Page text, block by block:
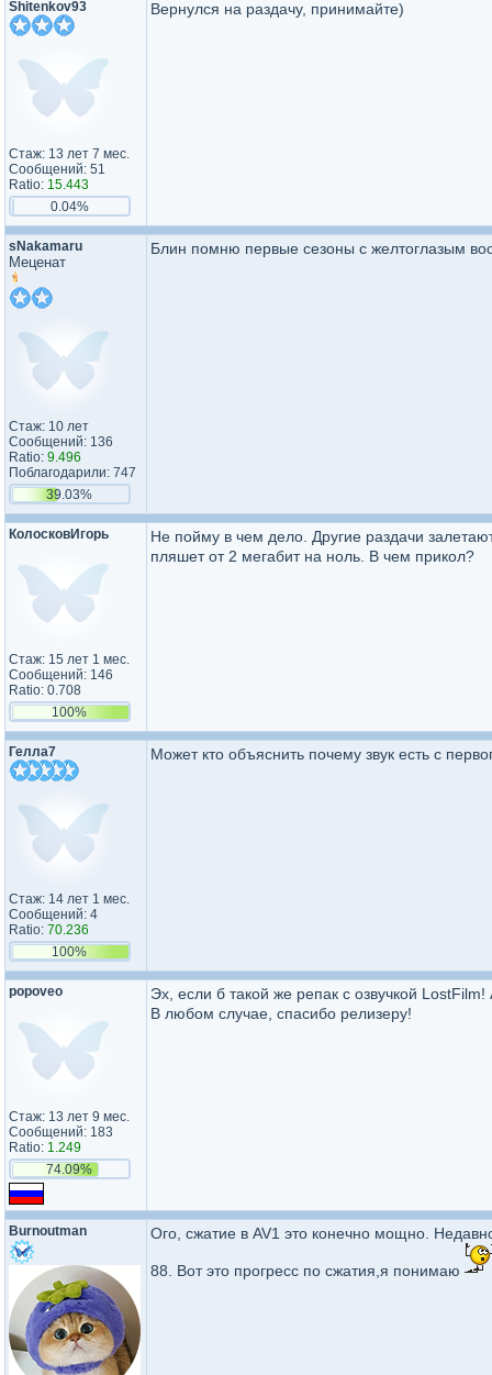
Shitenkov93
Стаж: 13 лет 7 мес.
Сообщений: 51
Ratio: 15.443
0.04%
Вернулся на раздачу, принимайте)
sNakamaru
Меценат
Стаж: 10 лет
Сообщений: 136
Ratio: 9.496
Поблагодарили: 747
39.03%
Блин помню первые сезоны с желтоглазым
КолосковИгорь
Стаж: 15 лет 1 мес.
Сообщений: 146
Ratio: 0.708
100%
Не пойму в чем дело. Другие раздачи
пляшет от 2 мегабит на ноль. В чем прикол?
Гелла7
Стаж: 14 лет 1 мес.
Сообщений: 4
Ratio: 70.236
100%
Может кто объяснить почему звук есть с
popoveo
Стаж: 13 лет 9 мес.
Сообщений: 183
Ratio: 1.249
74.09%
Эх, если б такой же репак с озвучкой
В любом случае, спасибо релизеру!
Burnoutman Ого, сжатие в AV1 это конечно мощно.
88. Вот это прогресс по сжатия,я понимаю